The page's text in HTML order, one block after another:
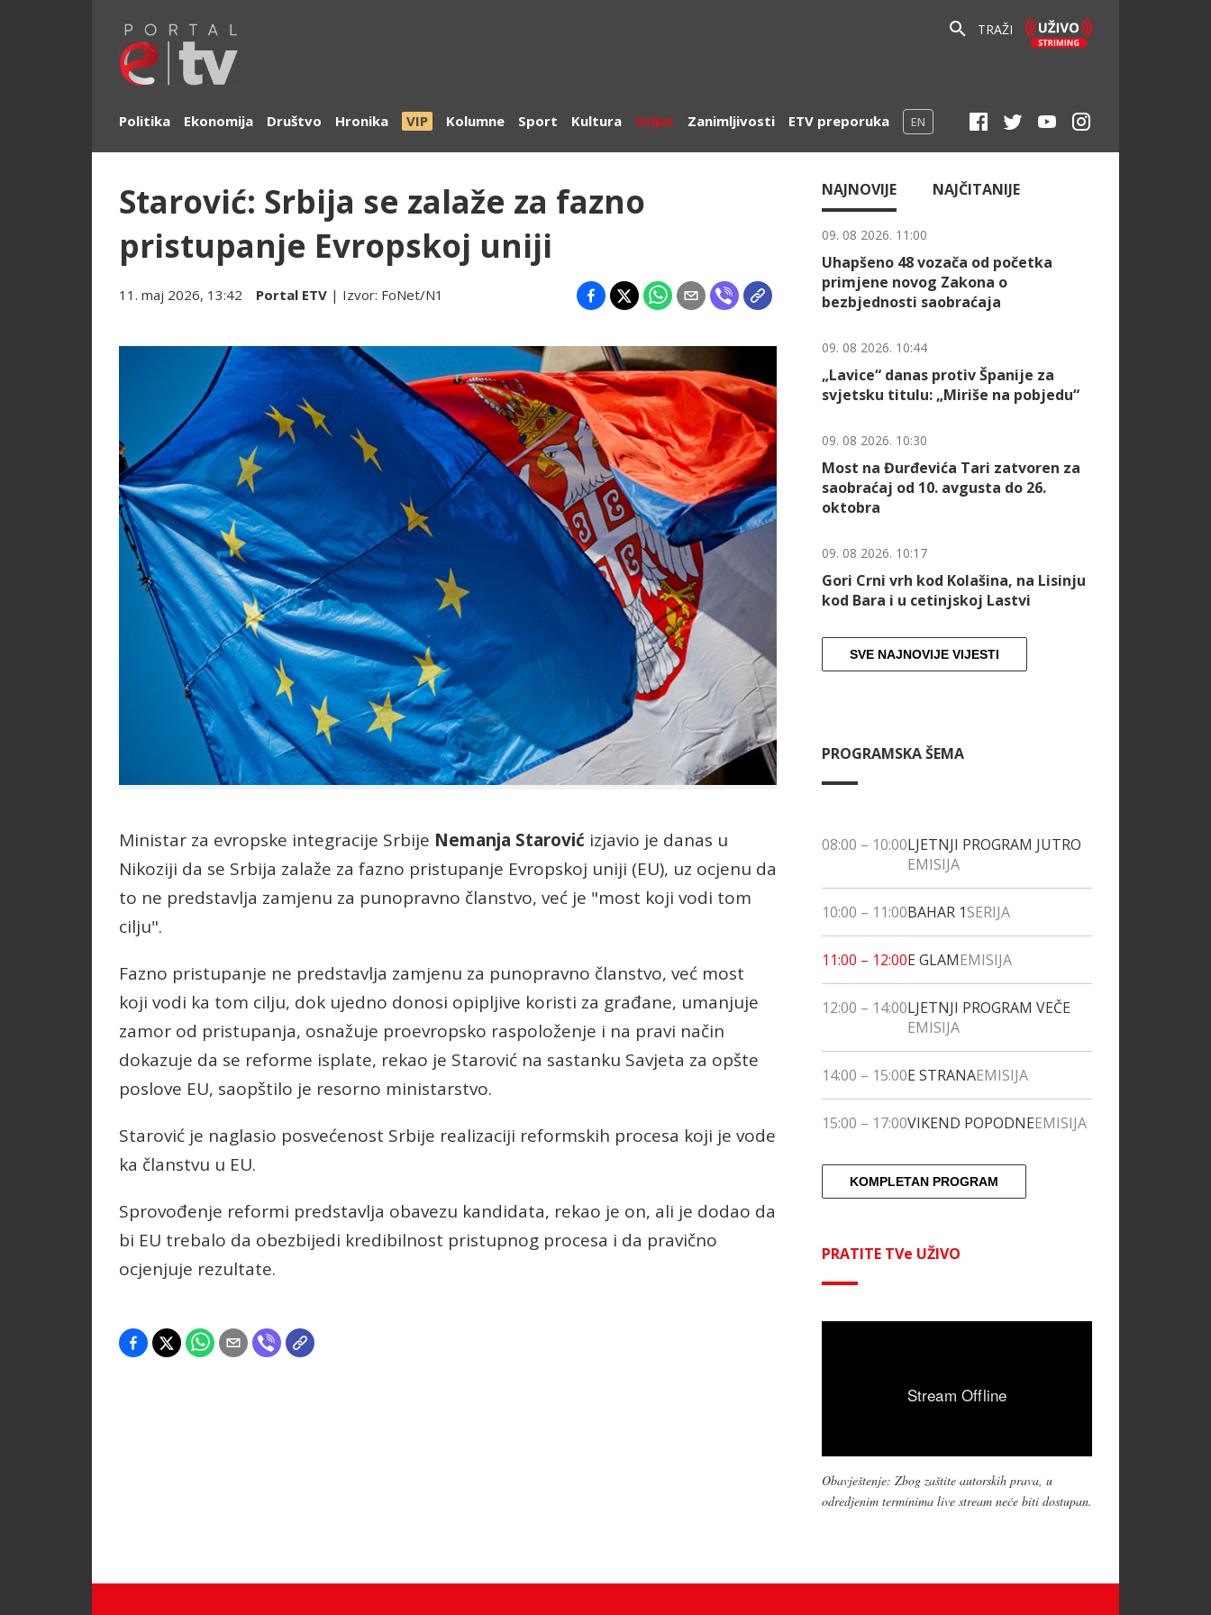
TRAŽI
Politika Ekonomija Društvo Hronika VIP Kolumne Sport Kultura Svijet Zanimljivosti ETV preporuka EN
Starović: Srbija se zalaže za fazno
pristupanje Evropskoj uniji
11. maj 2026, 13:42 Portal ETV | Izvor: FoNet/N1
Ministar za evropske integracije Srbije Nemanja Starović izjavio je danas u
Nikoziji da se Srbija zalaže za fazno pristupanje Evropskoj uniji (EU), uz ocjenu da
to ne predstavlja zamjenu za punopravno članstvo, već je "most koji vodi tom
cilju".
Fazno pristupanje ne predstavlja zamjenu za punopravno članstvo, već most
koji vodi ka tom cilju, dok ujedno donosi opipljive koristi za građane, umanjuje
zamor od pristupanja, osnažuje proevropsko raspoloženje i na pravi način
dokazuje da se reforme isplate, rekao je Starović na sastanku Savjeta za opšte
poslove EU, saopštilo je resorno ministarstvo.
Starović je naglasio posvećenost Srbije realizaciji reformskih procesa koji je vode
ka članstvu u EU.
Sprovođenje reformi predstavlja obavezu kandidata, rekao je on, ali je dodao da
bi EU trebalo da obezbijedi kredibilnost pristupnog procesa i da pravično
ocjenjuje rezultate.
NAJNOVIJE NAJČITANIJE
09. 08 2026. 11:00
Uhapšeno 48 vozača od početka
primjene novog Zakona o
bezbjednosti saobraćaja
09. 08 2026. 10:44
„Lavice“ danas protiv Španije za
svjetsku titulu: „Miriše na pobjedu“
09. 08 2026. 10:30
Most na Đurđevića Tari zatvoren za
saobraćaj od 10. avgusta do 26.
oktobra
09. 08 2026. 10:17
Gori Crni vrh kod Kolašina, na Lisinju
kod Bara i u cetinjskoj Lastvi
SVE NAJNOVIJE VIJESTI
PROGRAMSKA ŠEMA
08:00 – 10:00LJETNJI PROGRAM JUTRO
EMISIJA
10:00 – 11:00BAHAR 1SERIJA
11:00 – 12:00E GLAMEMISIJA
12:00 – 14:00LJETNJI PROGRAM VEČE
EMISIJA
14:00 – 15:00E STRANAEMISIJA
15:00 – 17:00VIKEND POPODNEEMISIJA
KOMPLETAN PROGRAM
PRATITE TVe UŽIVO
Obavještenje: Zbog zaštite autorskih prava, u
odredjenim terminima live stream neće biti dostupan.